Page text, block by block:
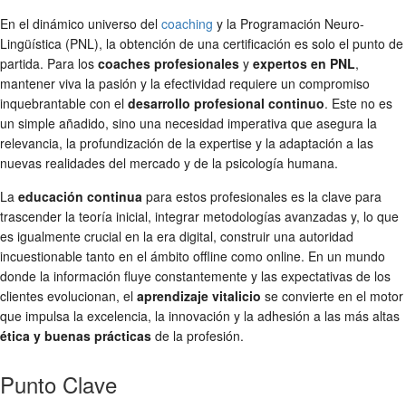
En el dinámico universo del coaching y la Programación Neuro-
Lingüística (PNL), la obtención de una certificación es solo el punto de
partida. Para los coaches profesionales y expertos en PNL,
mantener viva la pasión y la efectividad requiere un compromiso
inquebrantable con el desarrollo profesional continuo. Este no es
un simple añadido, sino una necesidad imperativa que asegura la
relevancia, la profundización de la expertise y la adaptación a las
nuevas realidades del mercado y de la psicología humana.
La educación continua para estos profesionales es la clave para
trascender la teoría inicial, integrar metodologías avanzadas y, lo que
es igualmente crucial en la era digital, construir una autoridad
incuestionable tanto en el ámbito offline como online. En un mundo
donde la información fluye constantemente y las expectativas de los
clientes evolucionan, el aprendizaje vitalicio se convierte en el motor
que impulsa la excelencia, la innovación y la adhesión a las más altas
ética y buenas prácticas de la profesión.
Punto Clave